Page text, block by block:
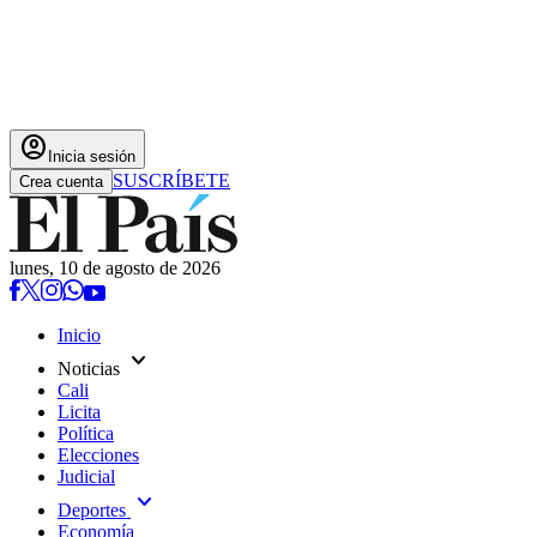
account_circle Inicia sesión
Crea cuenta SUSCRÍBETE
lunes, 10 de agosto de 2026
Inicio
Noticias expand_more
Cali
Licita
Política
Elecciones
Judicial
Deportes expand_more
Economía